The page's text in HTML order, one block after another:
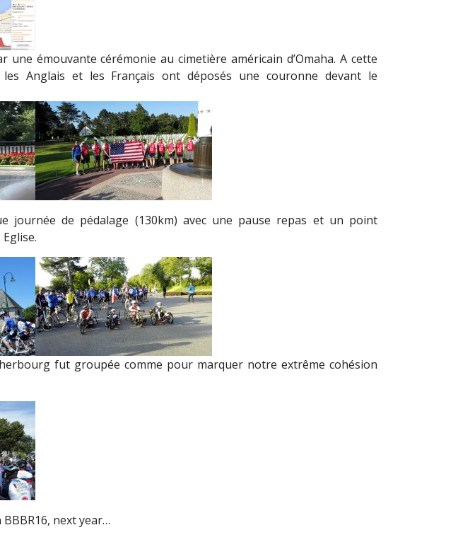
une émouvante cérémonie au cimetière américain d’Omaha. A cette
les Anglais et les Français ont déposés une couronne devant le
journée de pédalage (130km) avec une pause repas et un point
fut groupée comme pour marquer notre extrême cohésion
next year…